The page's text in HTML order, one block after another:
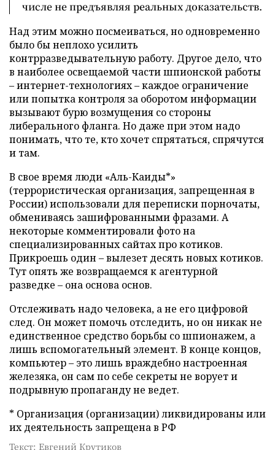
числе не предъявляя реальных доказательств.
Над этим можно посмеиваться, но одновременно
было бы неплохо усилить
контрразведывательную работу. Другое дело, что
в наиболее освещаемой части шпионской работы
– интернет-технологиях – каждое ограничение
или попытка контроля за оборотом информации
вызывают бурю возмущения со стороны
либерального фланга. Но даже при этом надо
понимать, что те, кто хочет спрятаться, спрячутся
и там.
В свое время люди «Аль-Каиды*»
(террористическая организация, запрещенная в
России) использовали для переписки порночаты,
обмениваясь зашифрованными фразами. А
некоторые комментировали фото на
специализированных сайтах про котиков.
Прикроешь один – вылезет десять новых котиков.
Тут опять же возвращаемся к агентурной
разведке – она основа основ.
Отслеживать надо человека, а не его цифровой
след. Он может помочь отследить, но он никак не
единственное средство борьбы со шпионажем, а
лишь вспомогательный элемент. В конце концов,
компьютер – это лишь враждебно настроенная
железяка, он сам по себе секреты не ворует и
подрывную пропаганду не ведет.
* Организация (организации) ликвидированы или
их деятельность запрещена в РФ
Текст: Евгений Крутиков